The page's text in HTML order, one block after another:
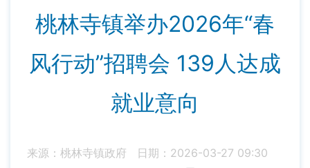
桃林寺镇举办2026年“春
风行动”招聘会 139人达成
就业意向
来源：桃林寺镇政府
日期：2026-03-27 09:30